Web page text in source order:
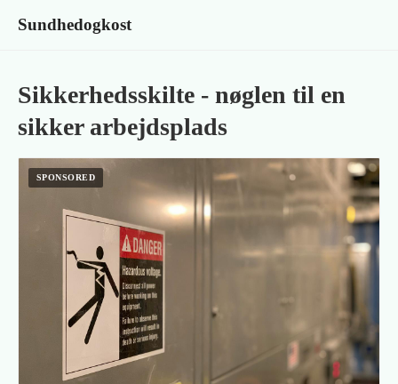
Sundhedogkost
Sikkerhedsskilte - nøglen til en
sikker arbejdsplads